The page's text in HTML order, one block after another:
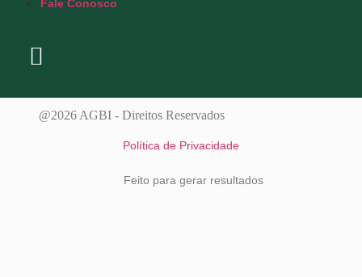
Fale Conosco
@2026 AGBI - Direitos Reservados
Política de Privacidade
Feito para gerar resultados